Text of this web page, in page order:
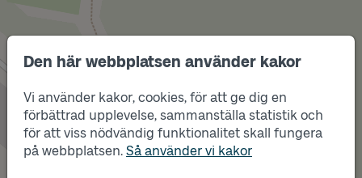
Den här webbplatsen använder kakor
Vi använder kakor, cookies, för att ge dig en
förbättrad upplevelse, sammanställa statistik och
för att viss nödvändig funktionalitet skall fungera
på webbplatsen. Så använder vi kakor
Läge
A